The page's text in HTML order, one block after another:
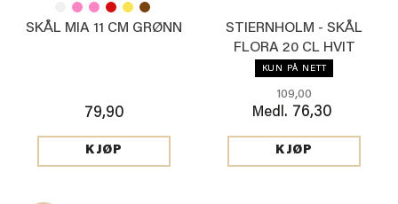
SKÅL MIA 11 CM GRØNN
79,90
KJØP
STIERNHOLM - SKÅL
FLORA 20 CL HVIT
KUN PÅ NETT
109,00
Medl. 76,30
KJØP